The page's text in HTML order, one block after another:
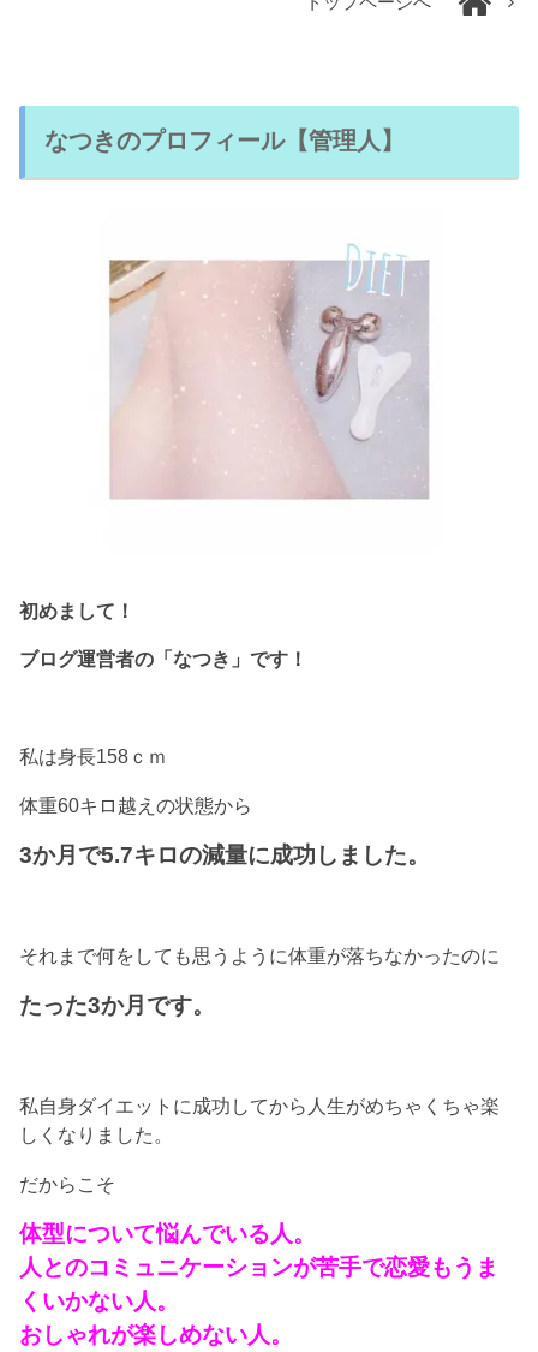
なつきのプロフィール【管理人】
初めまして！
ブログ運営者の「なつき」です！
私は身長158ｃｍ
体重60キロ越えの状態から
3か月で5.7キロの減量に成功しました。
それまで何をしても思うように体重が落ちなかったのに
たった3か月です。
私自身ダイエットに成功してから人生がめちゃくちゃ楽
しくなりました。
だからこそ
体型について悩んでいる人。
人とのコミュニケーションが苦手で恋愛もうま
くいかない人。
おしゃれが楽しめない人。